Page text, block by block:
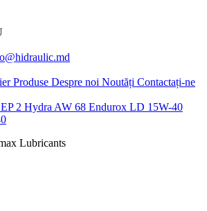
Produse Despre noi Noutăți Contactați-ne
2 Hydra AW 68 Endurox LD 15W-40
Lubricants